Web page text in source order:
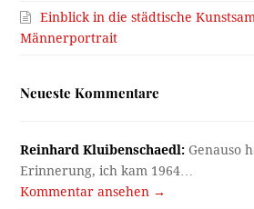
Einblick in die städtische
Männerportrait
Neueste Kommentare
Reinhard Kluibenschaedl: Genauso
Erinnerung, ich kam 1964…
Kommentar ansehen →